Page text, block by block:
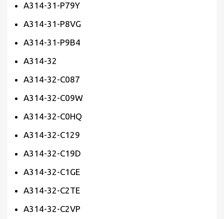
A314-31-P79Y
A314-31-P8VG
A314-31-P9B4
A314-32
A314-32-C087
A314-32-C09W
A314-32-C0HQ
A314-32-C129
A314-32-C19D
A314-32-C1GE
A314-32-C2TE
A314-32-C2VP